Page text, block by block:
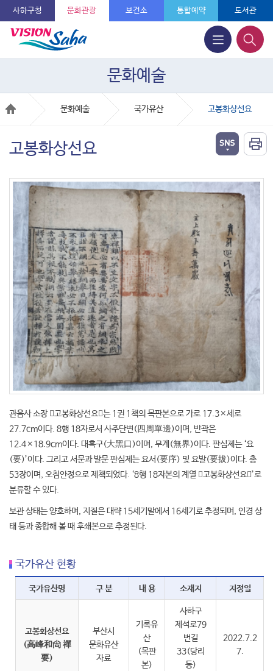
사하구청 문화관광 보건소 통합예약 도서관
문화예술
문화예술 국가유산 고봉화상선요
고봉화상선요
관음사 소장 󰡔고봉화상선요󰡕는 1권 1책의 목판본으로 가로 17.3×세로
27.7cm이다. 8행 18자로서 사주단변(四周單邊)이며, 반곽은
12.4×18.9cm이다. 대흑구(大黑口)이며, 무계(無界)이다. 판심제는 ‘요
(要)’이다. 그리고 서문과 발문 판심제는 요서(要序) 및 요발(要拔)이다. 총
53장이며, 오침안정으로 제책되었다. ‘8행 18자본의 계열 󰡔고봉화상선요󰡕’로
분류할 수 있다.
보관 상태는 양호하며, 지질은 대략 15세기말에서 16세기로 추정되며, 인경 상
태 등과 종합해 볼 때 후쇄본으로 추정된다.
국가유산 현황
국가유산명 구 분 내 용 소재지 지정일
고봉화상선요
(高峰和尙 禪
要)
부산시
문화유산
자료
기록유
산
(목판
본)
사하구
제석로79
번길
33(당리
동)
2022.7.2
7.